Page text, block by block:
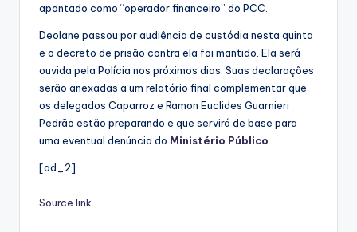
apontado como “operador financeiro” do PCC.
Deolane passou por audiência de custódia nesta quinta
e o decreto de prisão contra ela foi mantido. Ela será
ouvida pela Polícia nos próximos dias. Suas declarações
serão anexadas a um relatório final complementar que
os delegados Caparroz e Ramon Euclides Guarnieri
Pedrão estão preparando e que servirá de base para
uma eventual denúncia do Ministério Público
[ad_2]
Source link